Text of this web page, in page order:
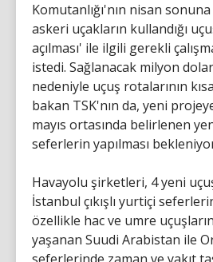
Komutanlığı'nın nisan
askeri uçakların kullandığı
açılması' ile ilgili gerekli
istedi. Sağlanacak milyon
nedeniyle uçuş rotalarının
bakan TSK'nın da, yeni
mayıs ortasında belirlenen
seferlerin yapılması
Havayolu şirketleri, 4 yeni
İstanbul çıkışlı yurtiçi
özellikle hac ve umre
yaşanan Suudi Arabistan ile